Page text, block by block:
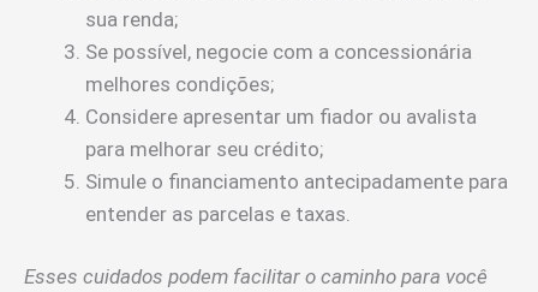
sua renda;
Se possível, negocie com a concessionária
melhores condições;
Considere apresentar um fiador ou avalista
para melhorar seu crédito;
Simule o financiamento antecipadamente para
entender as parcelas e taxas.
Esses cuidados podem facilitar o caminho para você